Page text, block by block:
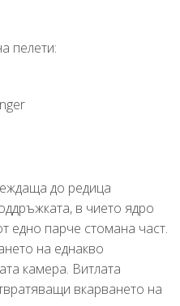
пелети:
до редица
в чието ядро
едно парче стомана част.
на еднакво
камера. Витлата
вкарването на